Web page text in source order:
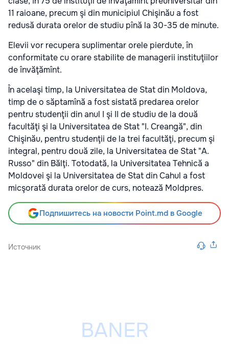
11 raioane, precum şi din municipiul Chişinău a fost
redusă durata orelor de studiu pînă la 30-35 de minute.
Elevii vor recupera suplimentar orele pierdute, în
conformitate cu orare stabilite de managerii instituţiilor
de învăţămînt.
În acelaşi timp, la Universitatea de Stat din Moldova,
timp de o săptamînă a fost sistată predarea orelor
pentru studenţii din anul I şi II de studiu de la două
facultăţi şi la Universitatea de Stat "I. Creangă", din
Chişinău, pentru studenţii de la trei facultăţi, precum şi
integral, pentru două zile, la Universitatea de Stat "A.
Russo" din Bălţi. Totodată, la Universitatea Tehnică a
Moldovei şi la Universitatea de Stat din Cahul a fost
micşorată durata orelor de curs, notează Moldpres.
Подпишитесь на новости Point.md в Google
Источник